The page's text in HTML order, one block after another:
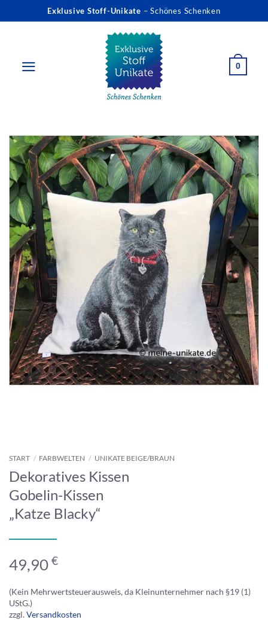
Inhalt
Exklusive Stoff-Unikate – Schönes Schenken
0
START / FARBWELTEN / UNIKATE BEIGE/BRAUN
Dekoratives Kissen
Gobelin-Kissen
„Katze Blacky“
49,90 €
(Kein Mehrwertsteuerausweis, da Kleinunternehmer nach §19 (1)
UStG.)
zzgl.Versandkosten